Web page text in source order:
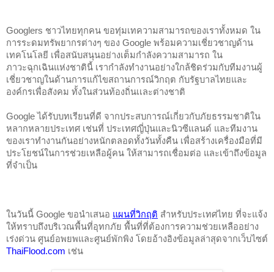
Googlers ชาวไทยทุกคน ขอทุ่มเทความสามารถของเราทั้งหมด ใน
การระดมทรัพยากรต่างๆ ของ Google พร้อมความเชี่ยวชาญด้าน
เทคโนโลยี เพื่อสนับสนุนอย่างเต็มกำลังความสามารถ ใน
ภาวะฉุกเฉินแห่งชาตินี้ เรากำลังทำงานอย่างใกล้ชิดร่วมกับทีมงานผู้
เชี่ยวชาญในด้านการแก้ไขสถานการณ์วิกฤต กับรัฐบาลไทยและ
องค์กรเพื่อสังคม ทั้งในส่วนท้องถิ่นเเละต่างชาติ
Google ได้รับบทเรียนที่ดี จากประสบการณ์เกี่ยวกับภัยธรรมชาติใน
หลากหลายประเทศ เช่นที่ ประเทศญี่ปุ่นและนิวซีแลนด์ และทีมงาน
ของเราทำงานกันอย่างหนักตลอดทั้งวันทั้งคืน เพื่อสร้างเครื่องมือที่มี
ประโยชน์ในการช่วยเหลือผู้คน ให้สามารถเชื่อมต่อ และเข้าถึงข้อมูล
ที่จำเป็น
ในวันนี้ Google ขอนำเสนอ แผนที่วิกฤติ สำหรับประเทศไทย ที่จะแจ้ง
ให้ทราบถึงบริเวณพื้นที่อุทกภัย พื้นที่ที่ต้องการความช่วยเหลืออย่าง
เร่งด่วน ศูนย์อพยพและศูนย์พักพิง
ThaiFlood.com เช่น